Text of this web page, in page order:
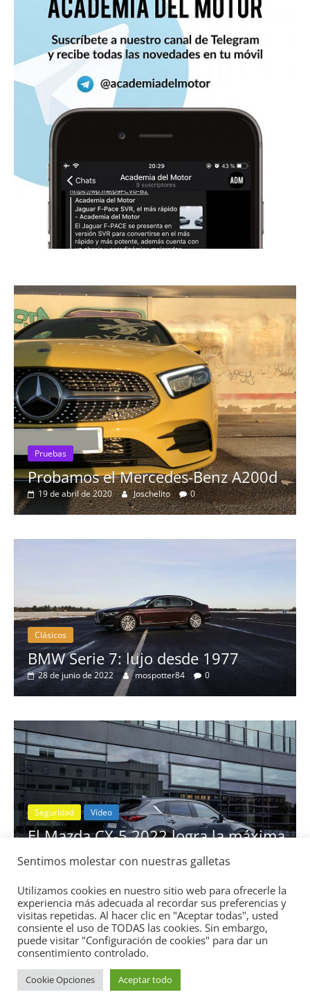
Pruebas
Probamos el Mercedes-Benz A200d
19 de abril de 2020 Joschelito 0
Clásicos
BMW Serie 7: lujo desde 1977
28 de junio de 2022 mospotter84 0
Seguridad Vídeo
El Mazda CX-5 2022 logra la máxima
nota en las pruebas de seguridad del
IIHS
11 de noviembre de 2021 mospotter84 0
Copyright © 2026Academia del Motor
Sentimos molestar con nuestras galletas
Utilizamos cookies en nuestro sitio web para ofrecerle la
experiencia más adecuada al recordar sus preferencias y
visitas repetidas. Al hacer clic en "Aceptar todas", usted
consiente el uso de TODAS las cookies. Sin embargo,
puede visitar "Configuración de cookies" para dar un
consentimiento controlado.
Cookie Opciones Aceptar todo